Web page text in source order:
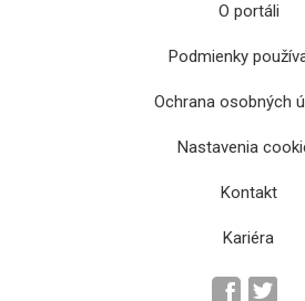
Jakubko, Mucha či Gernát v
Futbalový deň detí ponúkne
O portáli
Podmienky
Ochrana osobných
Nastavenia
Kontakt
Kariéra